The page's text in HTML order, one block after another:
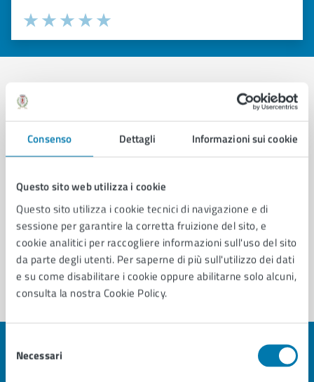
Consenso Dettagli Informazioni sui cookie
Questo sito web utilizza i cookie
Questo sito utilizza i cookie tecnici di navigazione e di
sessione per garantire la corretta fruizione del sito, e
cookie analitici per raccogliere informazioni sull'uso del sito
da parte degli utenti. Per saperne di più sull'utilizzo dei dati
e su come disabilitare i cookie oppure abilitarne solo alcuni,
consulta la nostra Cookie Policy.
delNecessari
Valuta 5 stelle su 5
Valuta 4 stelle su 5
Valuta 3 stelle su 5
Valuta 2 stelle su 5
Valuta 1 stelle su 5
Contatta il comune
Leggi le domande frequenti
Problemi in città
Segnala disservizio